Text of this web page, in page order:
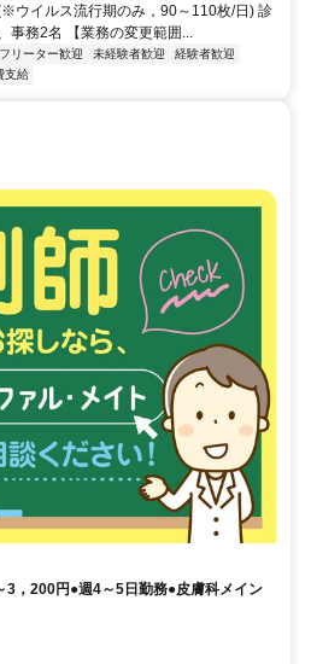
ウイルス流行期のみ，90～110枚/日) 診
事務2名 【業務の変更範囲...
フリーター歓迎 未経験者歓迎
経験者歓迎
支給
3，200円●週4～5日勤務●皮膚科メイン